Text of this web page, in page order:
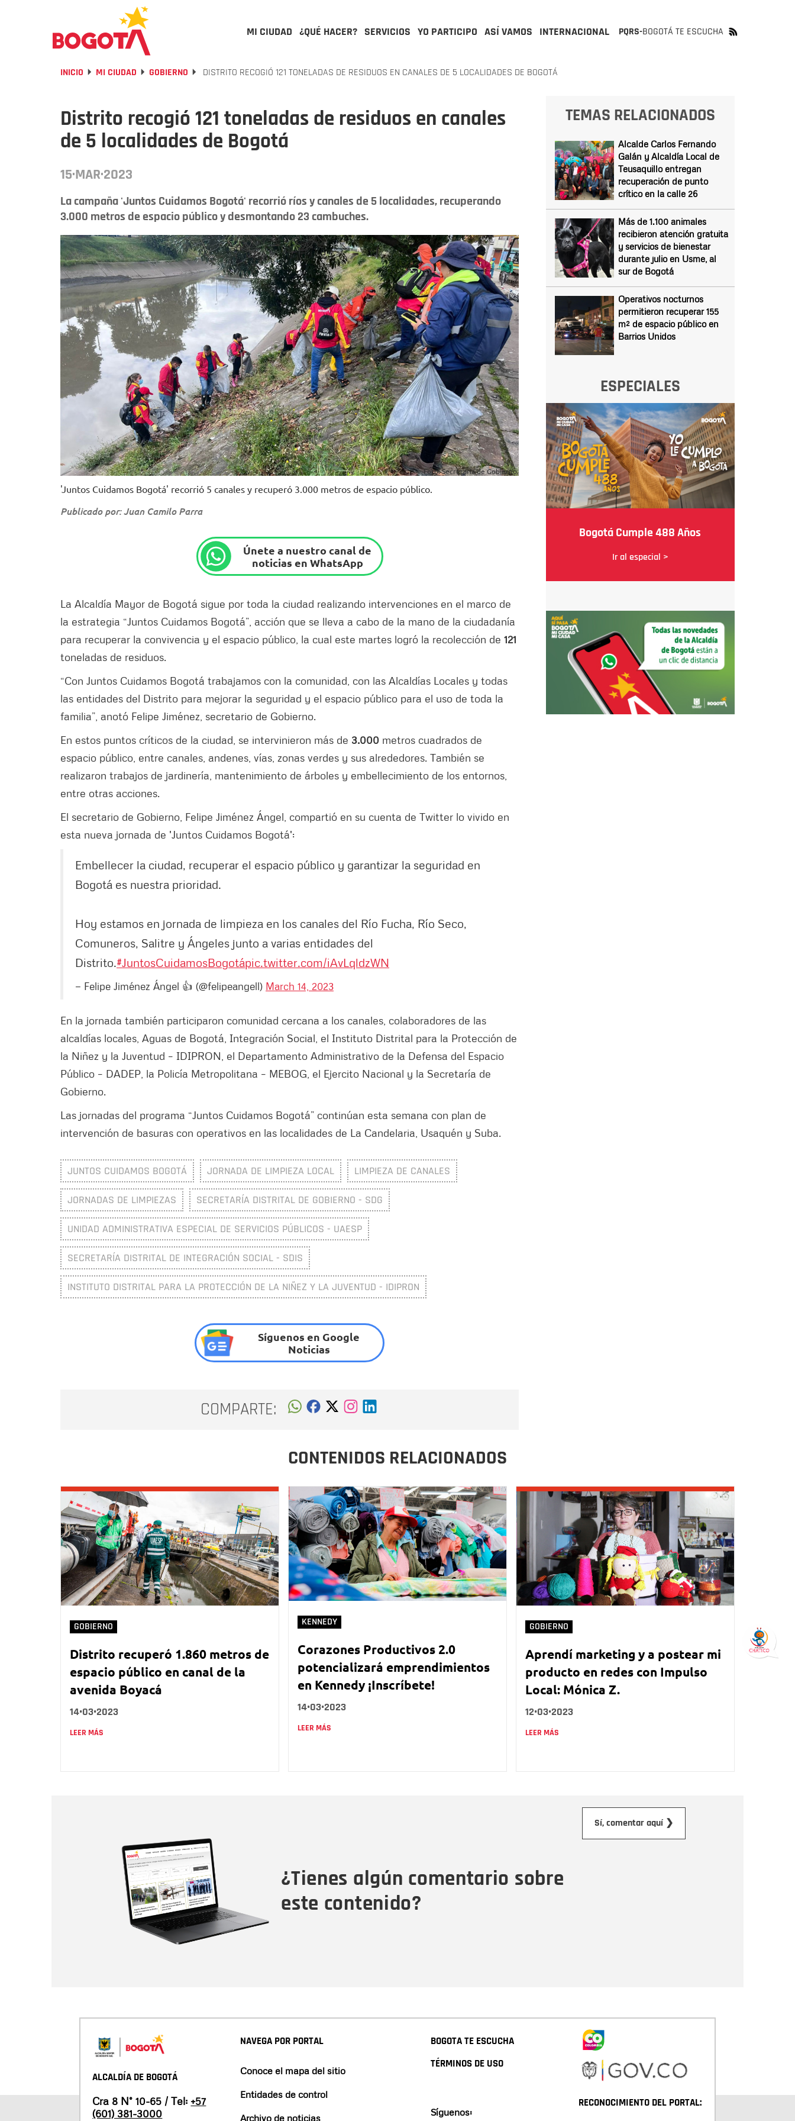
MI CIUDAD ¿QUÉ HACER? SERVICIOS YO PARTICIPO ASÍ VAMOS INTERNACIONAL PQRS-BOGOTÁ TE ESCUCHA
INICIO MI CIUDAD GOBIERNO DISTRITO RECOGIÓ 121 TONELADAS DE RESIDUOS EN CANALES DE 5 LOCALIDADES DE BOGOTÁ
Distrito recogió 121 toneladas de residuos en canales
de 5 localidades de Bogotá
15·MAR·2023
La campaña 'Juntos Cuidamos Bogotá' recorrió ríos y canales de 5 localidades, recuperando
3.000 metros de espacio público y desmontando 23 cambuches.
Foto: Secretaría de Gobierno.
'Juntos Cuidamos Bogotá' recorrió 5 canales y recuperó 3.000 metros de espacio público.
Publicado por: Juan Camilo Parra
Únete a nuestro canal de
noticias en WhatsApp
La Alcaldía Mayor de Bogotá sigue por toda la ciudad realizando intervenciones en el marco de
la estrategia “Juntos Cuidamos Bogotá”, acción que se lleva a cabo de la mano de la ciudadanía
para recuperar la convivencia y el espacio público, la cual este martes logró la recolección de 121
toneladas de residuos.
“Con Juntos Cuidamos Bogotá trabajamos con la comunidad, con las Alcaldías Locales y todas
las entidades del Distrito para mejorar la seguridad y el espacio público para el uso de toda la
familia”, anotó Felipe Jiménez, secretario de Gobierno.
En estos puntos críticos de la ciudad, se intervinieron más de 3.000 metros cuadrados de
espacio público, entre canales, andenes, vías, zonas verdes y sus alrededores. También se
realizaron trabajos de jardinería, mantenimiento de árboles y embellecimiento de los entornos,
entre otras acciones.
El secretario de Gobierno, Felipe Jiménez Ángel, compartió en su cuenta de Twitter lo vivido en
esta nueva jornada de 'Juntos Cuidamos Bogotá':
Embellecer la ciudad, recuperar el espacio público y garantizar la seguridad en
Bogotá es nuestra prioridad.
Hoy estamos en jornada de limpieza en los canales del Río Fucha, Río Seco,
Comuneros, Salitre y Ángeles junto a varias entidades del
Distrito.#JuntosCuidamosBogotápic.twitter.com/iAvLqldzWN
— Felipe Jiménez Ángel 👍 (@felipeangell) March 14, 2023
En la jornada también participaron comunidad cercana a los canales, colaboradores de las
alcaldías locales, Aguas de Bogotá, Integración Social, el Instituto Distrital para la Protección de
la Niñez y la Juventud – IDIPRON, el Departamento Administrativo de la Defensa del Espacio
Público – DADEP, la Policía Metropolitana – MEBOG, el Ejercito Nacional y la Secretaría de
Gobierno.
Las jornadas del programa “Juntos Cuidamos Bogotá” continúan esta semana con plan de
intervención de basuras con operativos en las localidades de La Candelaria, Usaquén y Suba.
JUNTOS CUIDAMOS BOGOTÁ JORNADA DE LIMPIEZA LOCAL LIMPIEZA DE CANALES
JORNADAS DE LIMPIEZAS SECRETARÍA DISTRITAL DE GOBIERNO - SDG
UNIDAD ADMINISTRATIVA ESPECIAL DE SERVICIOS PÚBLICOS - UAESP
SECRETARÍA DISTRITAL DE INTEGRACIÓN SOCIAL - SDIS
INSTITUTO DISTRITAL PARA LA PROTECCIÓN DE LA NIÑEZ Y LA JUVENTUD - IDIPRON
Síguenos en Google
Noticias
COMPARTE:
TEMAS RELACIONADOS
Alcalde Carlos Fernando
Galán y Alcaldía Local de
Teusaquillo entregan
recuperación de punto
crítico en la calle 26
Más de 1.100 animales
recibieron atención gratuita
y servicios de bienestar
durante julio en Usme, al
sur de Bogotá
Operativos nocturnos
permitieron recuperar 155
m² de espacio público en
Barrios Unidos
ESPECIALES
Bogotá Cumple 488 Años
Ir al especial >
CONTENIDOS RELACIONADOS
GOBIERNO
Distrito recuperó 1.860 metros de
espacio público en canal de la
avenida Boyacá
14•03•2023
LEER MÁS
KENNEDY
Corazones Productivos 2.0
potencializará emprendimientos
en Kennedy ¡Inscríbete!
14•03•2023
LEER MÁS
GOBIERNO
Aprendí marketing y a postear mi
producto en redes con Impulso
Local: Mónica Z.
12•03•2023
LEER MÁS
¿Tienes algún comentario sobre
este contenido?
Sí, comentar aquí ❯
ALCALDÍA DE BOGOTÁ
Cra 8 N° 10-65 / Tel: +57
(601) 381-3000
NAVEGA POR PORTAL
Conoce el mapa del sitio
Entidades de control
Archivo de noticias
BOGOTA TE ESCUCHA
TÉRMINOS DE USO
Síguenos:
RECONOCIMIENTO DEL PORTAL: